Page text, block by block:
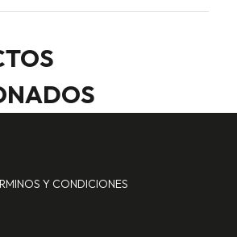
Y CONDICIONES